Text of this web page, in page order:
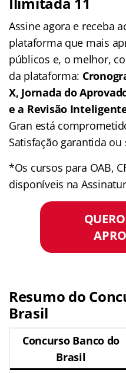
Assine agora e receba
plataforma que mais
públicos e, o melhor,
da plataforma:
X, Jornada do
e a Revisão
Gran está
Satisfação garantida
*Os cursos para OAB,
disponíveis na
Resumo do
Brasil
Concurso Banco do
Brasil